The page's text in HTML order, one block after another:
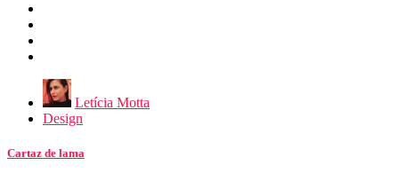
Letícia Motta
Design
Cartaz de lama